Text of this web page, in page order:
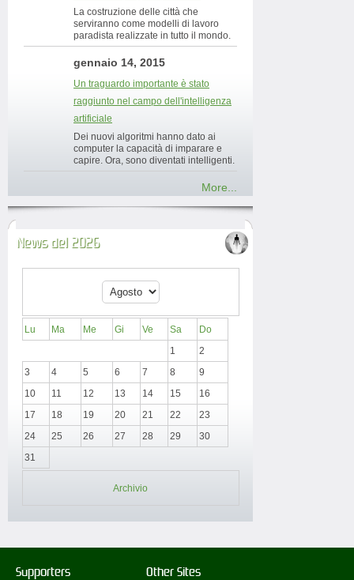
La costruzione delle città che
serviranno come modelli di lavoro
paradista realizzate in tutto il mondo.
gennaio 14, 2015
Un traguardo importante è stato
raggiunto nel campo dell'intelligenza
artificiale
Dei nuovi algoritmi hanno dato ai
computer la capacità di imparare e
capire. Ora, sono diventati intelligenti.
More...
News del 2026
Lu Ma Me Gi Ve Sa
Do
1
2
3
4 5 6 7 8
9
10
11 12 13 14 15
16
17
18 19 20 21 22
23
24
25 26 27 28 29
30
31
Archivio
Supporters Other Sites